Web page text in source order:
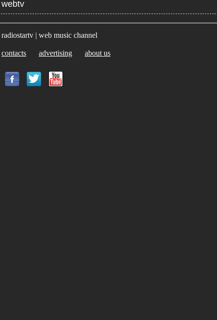
webtv
radiostartv | web music channel
contacts advertising about us